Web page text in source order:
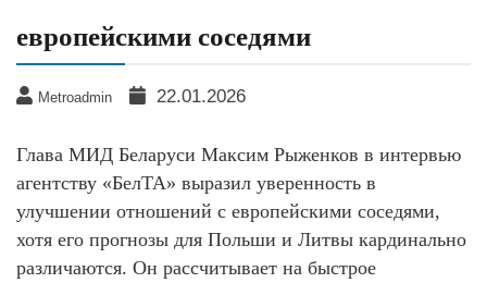
европейскими соседями
Metroadmin 22.01.2026
Глава МИД Беларуси Максим Рыженков в интервью
агентству «БелТА» выразил уверенность в
улучшении отношений с европейскими соседями,
хотя его прогнозы для Польши и Литвы кардинально
различаются. Он рассчитывает на быстрое